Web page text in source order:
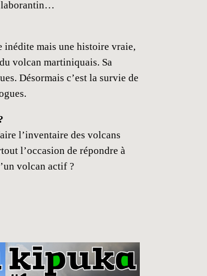
laborantin…
inédite mais une histoire vraie,
volcan martiniquais. Sa
Désormais c’est la survie de
l’inventaire des volcans
l’occasion de répondre à
volcan actif ?